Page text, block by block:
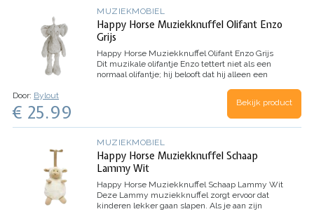
gelegenheid bent om op visite te gaan.
MUZIEKMOBIEL
Happy Horse Muziekknuffel Olifant Enzo
Grijs
Happy Horse Muziekknuffel Olifant Enzo Grijs
Dit muzikale olifantje Enzo tettert niet als een
normaal olifantje; hij belooft dat hij alleen een
slapen. Denk jij ook dat hij dit kan? Trek…
Door: Bylout
€ 25.99 Bekijk product
MUZIEKMOBIEL
Happy Horse Muziekknuffel Schaap
Lammy Wit
Happy Horse Muziekknuffel Schaap Lammy Wit
Deze Lammy muziekknuffel zorgt ervoor dat
kinderen lekker gaan slapen. Als je aan zijn